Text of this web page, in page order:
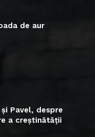
de aur
Pavel, despre
a creștinătății